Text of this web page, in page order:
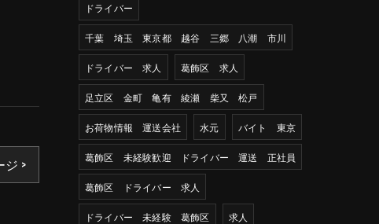
ジ >
ドライバー
千葉 埼玉 東京都 越谷 三郷 八潮 市川
ドライバー 求人 葛飾区 求人
足立区 金町 亀有 綾瀬 柴又 松戸
お荷物情報 運送会社 水元 バイト 東京
葛飾区 未経験歓迎 ドライバー 運送 正社員
葛飾区 ドライバー 求人
ドライバー 未経験 葛飾区 求人